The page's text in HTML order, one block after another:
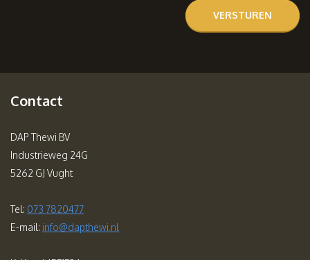
Contact
DAP Thewi BV
Industrieweg 24G
5262 GJ Vught
Tel: 073 7820477
E-mail: info@dapthewi.nl